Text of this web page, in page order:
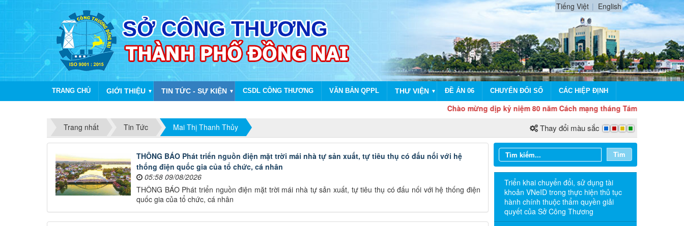
Tiếng Việt English
TRANG CHỦ GIỚI THIỆU ▼ TIN TỨC - SỰ KIỆN ▼ CSDL CÔNG THƯƠNG VĂN BẢN QPPL THƯ VIỆN ▼ ĐỀ ÁN 06 CHUYỂN ĐỔI SỐ CÁC HIỆP ĐỊNH
Chào mừng dịp kỷ niệm 80 năm Cách mạng tháng Tám và Quốc khánh 2/9
Trang nhất
Tin Tức Mai Thị Thanh Thủy Thay đổi màu sắc
THÔNG BÁO Phát triển nguồn điện mặt trời mái nhà tự sản xuất, tự tiêu thụ có đấu nối với hệ
thống điện quốc gia của tổ chức, cá nhân
05:58 09/08/2026
THÔNG BÁO Phát triển nguồn điện mặt trời mái nhà tự sản xuất, tự tiêu thụ có đấu nối với hệ thống điện
quốc gia của tổ chức, cá nhân
Tìm
Triển khai chuyển đổi, sử dụng tài
khoản VNeID trong thực hiện thủ tục
hành chính thuộc thẩm quyền giải
quyết của Sở Công Thương